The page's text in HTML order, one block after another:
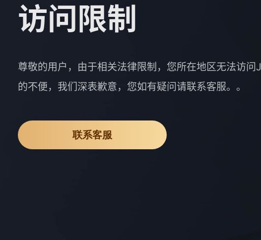
访问限制
尊敬的用户，由于相关法律限制，您所在地区无法访问
的不便，我们深表歉意，您如有疑问请联系客服。。
联系客服